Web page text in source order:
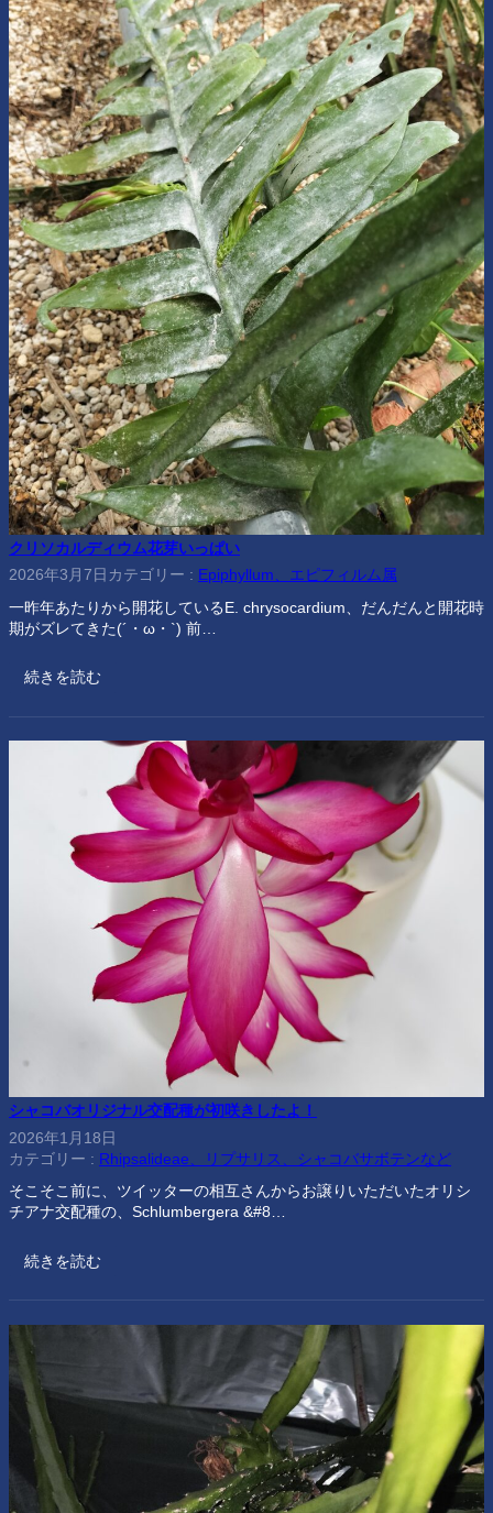
クリソカルディウム花芽いっぱい
2026年3月7日 カテゴリー : Epiphyllum、エピフィルム属
一昨年あたりから開花しているE. chrysocardium、だんだんと開花時
期がズレてきた(´・ω・`) 前…
続きを読む
シャコバオリジナル交配種が初咲きしたよ！
2026年1月18日
カテゴリー : Rhipsalideae、リプサリス、シャコバサボテンなど
そこそこ前に、ツイッターの相互さんからお譲りいただいたオリシ
チアナ交配種の、Schlumbergera &#8…
続きを読む